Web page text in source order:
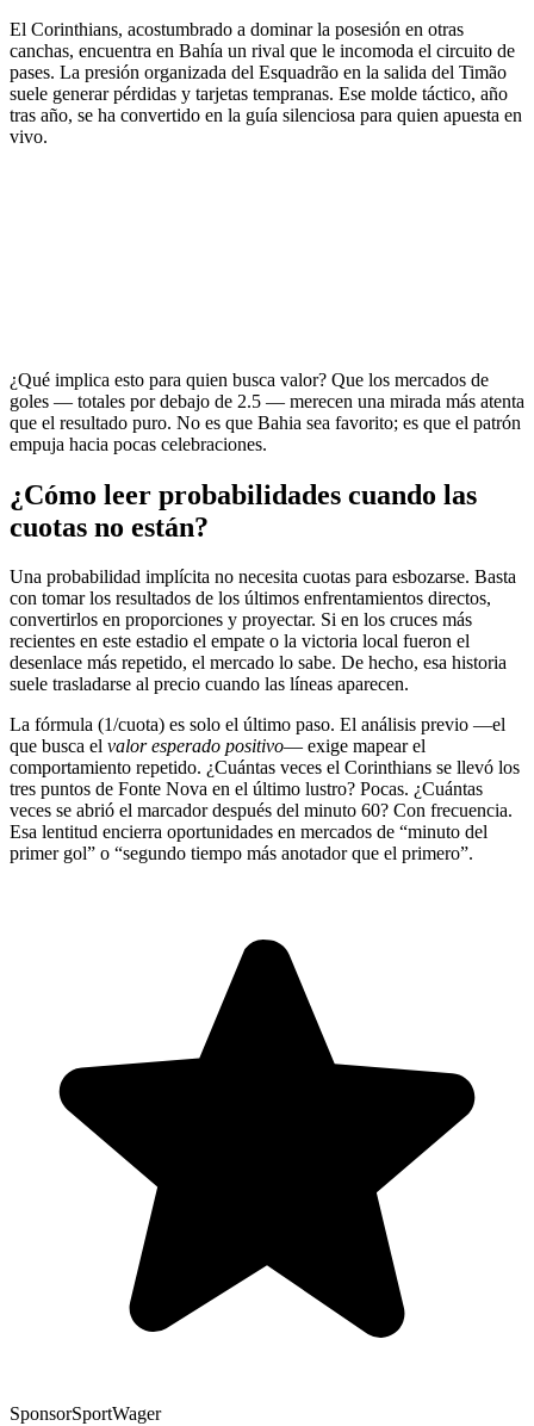
El Corinthians, acostumbrado a dominar la posesión en otras
canchas, encuentra en Bahía un rival que le incomoda el circuito de
pases. La presión organizada del Esquadrão en la salida del Timão
suele generar pérdidas y tarjetas tempranas. Ese molde táctico, año
tras año, se ha convertido en la guía silenciosa para quien apuesta en
vivo.
¿Qué implica esto para quien busca valor? Que los mercados de
goles — totales por debajo de 2.5 — merecen una mirada más atenta
que el resultado puro. No es que Bahia sea favorito; es que el patrón
empuja hacia pocas celebraciones.
¿Cómo leer probabilidades cuando las
cuotas no están?
Una probabilidad implícita no necesita cuotas para esbozarse. Basta
con tomar los resultados de los últimos enfrentamientos directos,
convertirlos en proporciones y proyectar. Si en los cruces más
recientes en este estadio el empate o la victoria local fueron el
desenlace más repetido, el mercado lo sabe. De hecho, esa historia
suele trasladarse al precio cuando las líneas aparecen.
La fórmula (1/cuota) es solo el último paso. El análisis previo —el
que busca el valor esperado positivo— exige mapear el
comportamiento repetido. ¿Cuántas veces el Corinthians se llevó los
tres puntos de Fonte Nova en el último lustro? Pocas. ¿Cuántas
veces se abrió el marcador después del minuto 60? Con frecuencia.
Esa lentitud encierra oportunidades en mercados de “minuto del
primer gol” o “segundo tiempo más anotador que el primero”.
SponsorSportWager